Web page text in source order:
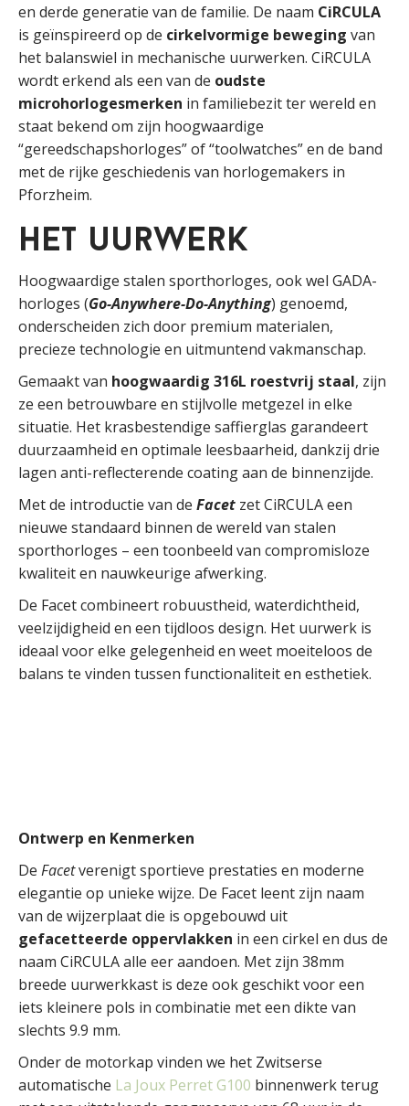
en derde generatie van de familie. De naam CiRCULA
is geïnspireerd op de cirkelvormige beweging van
het balanswiel in mechanische uurwerken. CiRCULA
wordt erkend als een van de oudste
microhorlogesmerken in familiebezit ter wereld en
staat bekend om zijn hoogwaardige
“gereedschapshorloges” of “toolwatches” en de band
met de rijke geschiedenis van horlogemakers in
Pforzheim.
Het uurwerk
Hoogwaardige stalen sporthorloges, ook wel GADA-
horloges (Go-Anywhere-Do-Anything) genoemd,
onderscheiden zich door premium materialen,
precieze technologie en uitmuntend vakmanschap.
Gemaakt van hoogwaardig 316L roestvrij staal, zijn
ze een betrouwbare en stijlvolle metgezel in elke
situatie. Het krasbestendige saffierglas garandeert
duurzaamheid en optimale leesbaarheid, dankzij drie
lagen anti-reflecterende coating aan de binnenzijde.
Met de introductie van de Facet zet CiRCULA een
nieuwe standaard binnen de wereld van stalen
sporthorloges – een toonbeeld van compromisloze
kwaliteit en nauwkeurige afwerking.
De Facet combineert robuustheid, waterdichtheid,
veelzijdigheid en een tijdloos design. Het uurwerk is
ideaal voor elke gelegenheid en weet moeiteloos de
balans te vinden tussen functionaliteit en esthetiek.
Ontwerp en Kenmerken
De Facetverenigt sportieve prestaties en moderne
elegantie op unieke wijze. De Facet leent zijn naam
van de wijzerplaat die is opgebouwd uit
gefacetteerde oppervlakken in een cirkel en dus de
naam CiRCULA alle eer aandoen. Met zijn 38mm
breede uurwerkkast is deze ook geschikt voor een
iets kleinere pols in combinatie met een dikte van
slechts 9.9 mm.
Onder de motorkap vinden we het Zwitserse
automatische La Joux Perret G100 binnenwerk terug